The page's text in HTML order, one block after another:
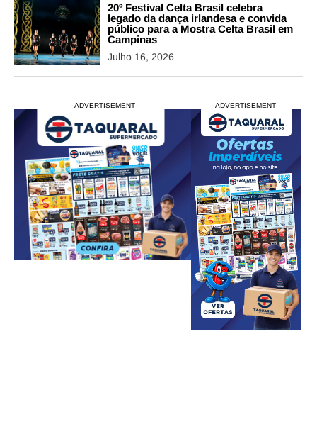
20º Festival Celta Brasil celebra
legado da dança irlandesa e convida
público para a Mostra Celta Brasil em
Campinas
Julho 16, 2026
- ADVERTISEMENT - -
- ADVERTISEMENT - - ADVERTISEMENT -